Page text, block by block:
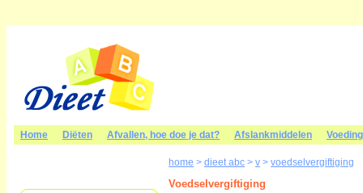
Home Diëten Afvallen, hoe doe je dat? Afslankmiddelen
home > dieet abc > v > voedselvergiftiging
Voedselvergiftiging